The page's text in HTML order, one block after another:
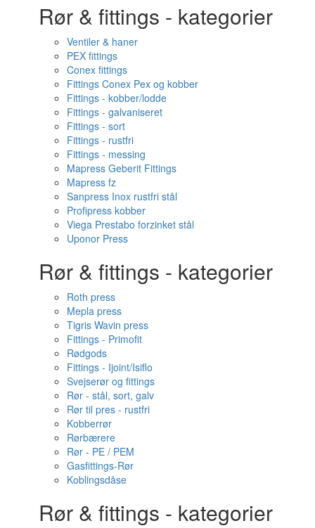
Rør & fittings - kategorier
Ventiler & haner
PEX fittings
Conex fittings
Fittings Conex Pex og kobber
Fittings - kobber/lodde
Fittings - galvaniseret
Fittings - sort
Fittings - rustfri
Fittings - messing
Mapress Geberit Fittings
Mapress fz
Sanpress Inox rustfri stål
Profipress kobber
Viega Prestabo forzinket stål
Uponor Press
Rør & fittings - kategorier
Roth press
Mepla press
Tigris Wavin press
Fittings - Primofit
Rødgods
Fittings - Ijoint/Isiflo
Svejserør og fittings
Rør - stål, sort, galv
Rør til pres - rustfri
Kobberrør
Rørbærere
Rør - PE / PEM
Gasfittings-Rør
Koblingsdåse
Rør & fittings - kategorier